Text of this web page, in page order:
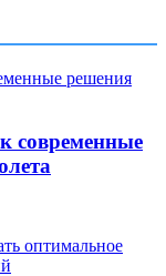
современные